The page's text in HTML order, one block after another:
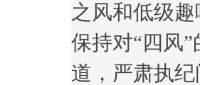
之风和低级
保持对“四风
道，严肃执